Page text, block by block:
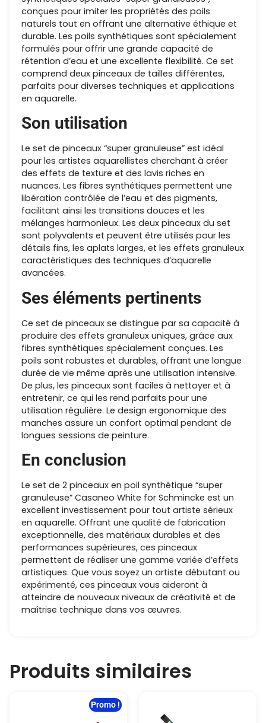
conçues pour imiter les propriétés des poils
naturels tout en offrant une alternative éthique et
durable. Les poils synthétiques sont spécialement
formulés pour offrir une grande capacité de
rétention d’eau et une excellente flexibilité. Ce set
comprend deux pinceaux de tailles différentes,
parfaits pour diverses techniques et applications
en aquarelle.
Son utilisation
Le set de pinceaux “super granuleuse” est idéal
pour les artistes aquarellistes cherchant à créer
des effets de texture et des lavis riches en
nuances. Les fibres synthétiques permettent une
libération contrôlée de l’eau et des pigments,
facilitant ainsi les transitions douces et les
mélanges harmonieux. Les deux pinceaux du set
sont polyvalents et peuvent être utilisés pour les
détails fins, les aplats larges, et les effets granuleux
caractéristiques des techniques d’aquarelle
avancées.
Ses éléments pertinents
Ce set de pinceaux se distingue par sa capacité à
produire des effets granuleux uniques, grâce aux
fibres synthétiques spécialement conçues. Les
poils sont robustes et durables, offrant une longue
durée de vie même après une utilisation intensive.
De plus, les pinceaux sont faciles à nettoyer et à
entretenir, ce qui les rend parfaits pour une
utilisation régulière. Le design ergonomique des
manches assure un confort optimal pendant de
longues sessions de peinture.
En conclusion
Le set de 2 pinceaux en poil synthétique “super
granuleuse” Casaneo White for Schmincke est un
excellent investissement pour tout artiste sérieux
en aquarelle. Offrant une qualité de fabrication
exceptionnelle, des matériaux durables et des
performances supérieures, ces pinceaux
permettent de réaliser une gamme variée d’effets
artistiques. Que vous soyez un artiste débutant ou
expérimenté, ces pinceaux vous aideront à
atteindre de nouveaux niveaux de créativité et de
maîtrise technique dans vos œuvres.
Produits similaires
Promo !